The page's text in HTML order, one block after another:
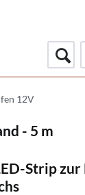
12V
- 5 m
Strip